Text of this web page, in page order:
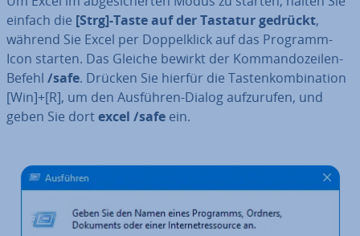
einfach die [Strg]-Taste auf der Tastatur gedrückt,
während Sie Excel per Dop­pel­klick auf das Programm-
Icon starten. Das Gleiche bewirkt der Kom­man­do­zei­len-
Befehl /safe. Drücken Sie hierfür die Tas­ten­kom­bi­na­ti­on
[Win]+[R], um den Ausführen-Dialog auf­zu­ru­fen, und
geben Sie dortexcel /safe ein.